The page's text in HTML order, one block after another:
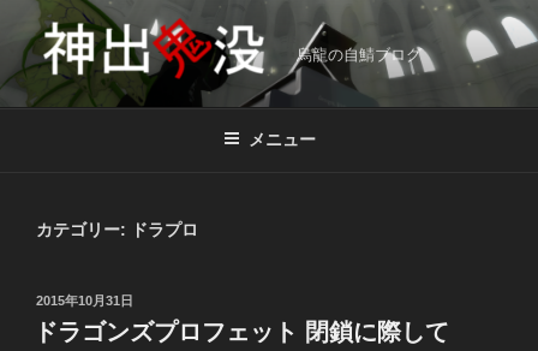
テ
烏龍の自鯖ブログ
メニュー
カテゴリー: ドラプロ
投
稿
日:
2015年10月31日
ドラゴンズプロフェット 閉鎖に際して